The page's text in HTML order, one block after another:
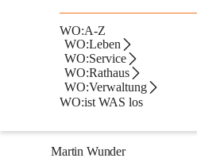
WO:A-Z
WO:Leben
WO:Service
WO:Rathaus
WO:Verwaltung
WO:ist WAS los
Alte Post
Bettina Tschebull
Beratungs- und
bettina.tschebull@wolfsberg.at
+43 4352 537281
Martin Wunder